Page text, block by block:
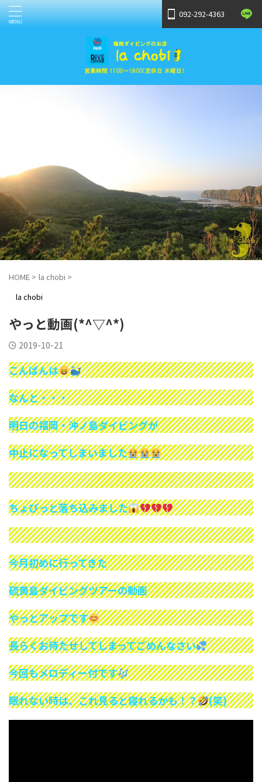
092-292-4363
HOME > la chobi >
la chobi
やっと動画(*^▽^*)
2019-10-21
こんばんは
なんと・・・
明日の福岡・沖ノ島ダイビングが
中止になってしまいました
ちょびっと落ち込みました
今月初めに行ってきた
硫黄島ダイビングツアーの動画
やっとアップです
長らくお待たせしてしまってごめんなさい
今回もメロディー付です
眠れない時は、これ見ると寝れるかも！？
(笑)